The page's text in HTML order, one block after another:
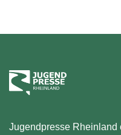
Jugendpresse Rheinland